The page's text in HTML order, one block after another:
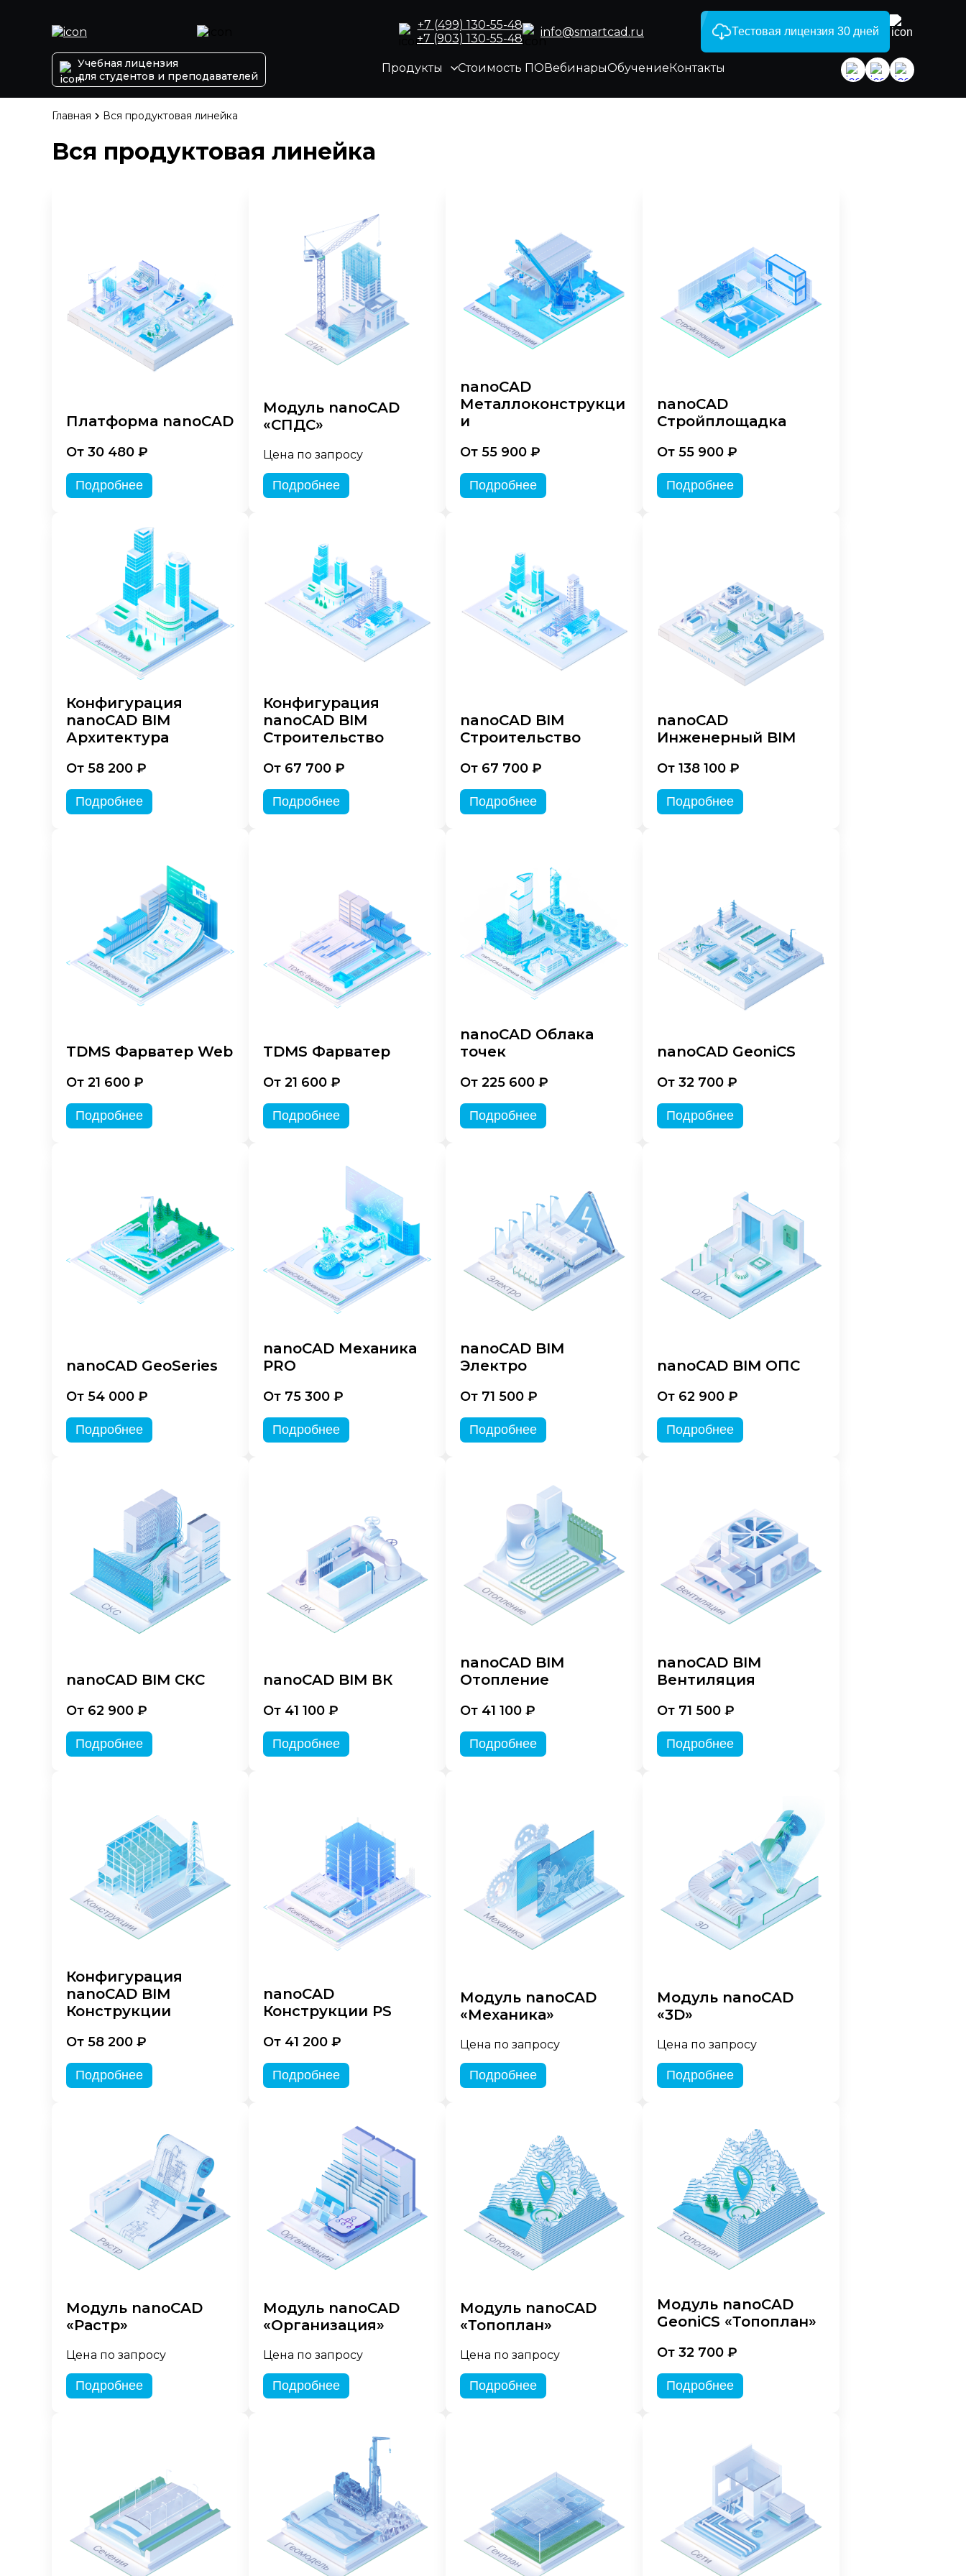
+7 (499) 130-55-48
+7 (903) 130-55-48
info@smartcad.ru Тестовая лицензия 30 дней
Учебная лицензия
для студентов и преподавателей
Продукты Стоимость ПОВебинарыОбучениеКонтакты
Главная Вся продуктовая линейка
Вся продуктовая линейка
Платформа nanoCAD
От 30 480 ₽
Подробнее
Модуль nanoCAD
«СПДС»
Цена по запросу
Подробнее
nanoCAD
Металлоконструкци
и
От 55 900 ₽
Подробнее
nanoCAD
Стройплощадка
От 55 900 ₽
Подробнее
Конфигурация
nanoCAD BIM
Архитектура
От 58 200 ₽
Подробнее
Конфигурация
nanoCAD BIM
Строительство
От 67 700 ₽
Подробнее
nanoCAD BIM
Строительство
От 67 700 ₽
Подробнее
nanoCAD
Инженерный BIM
От 138 100 ₽
Подробнее
TDMS Фарватер Web
От 21 600 ₽
Подробнее
TDMS Фарватер
От 21 600 ₽
Подробнее
nanoCAD Облака
точек
От 225 600 ₽
Подробнее
nanoCAD GeoniCS
От 32 700 ₽
Подробнее
nanoCAD GeoSeries
От 54 000 ₽
Подробнее
nanoCAD Механика
PRO
От 75 300 ₽
Подробнее
nanoCAD BIM
Электро
От 71 500 ₽
Подробнее
nanoCAD BIM ОПС
От 62 900 ₽
Подробнее
nanoCAD BIM СКС
От 62 900 ₽
Подробнее
nanoCAD BIM ВК
От 41 100 ₽
Подробнее
nanoCAD BIM
Отопление
От 41 100 ₽
Подробнее
nanoCAD BIM
Вентиляция
От 71 500 ₽
Подробнее
Конфигурация
nanoCAD BIM
Конструкции
От 58 200 ₽
Подробнее
nanoCAD
Конструкции PS
От 41 200 ₽
Подробнее
Модуль nanoCAD
«Механика»
Цена по запросу
Подробнее
Модуль nanoCAD
«3D»
Цена по запросу
Подробнее
Модуль nanoCAD
«Растр»
Цена по запросу
Подробнее
Модуль nanoCAD
«Организация»
Цена по запросу
Подробнее
Модуль nanoCAD
«Топоплан»
Цена по запросу
Подробнее
Модуль nanoCAD
GeoniCS «Топоплан»
От 32 700 ₽
Подробнее